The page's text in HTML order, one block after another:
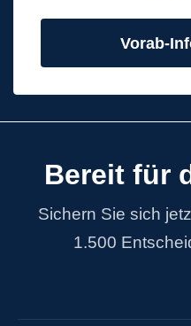
Vorab-
Bereit für
Sichern Sie sich
1.500